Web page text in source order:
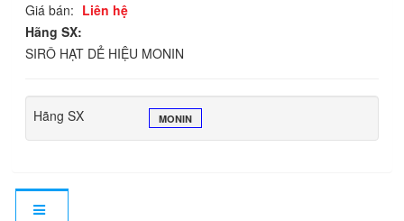
Giá bán: Liên hệ
Hãng SX:
SIRÔ HẠT DẺ HIỆU MONIN
Hãng SX MONIN